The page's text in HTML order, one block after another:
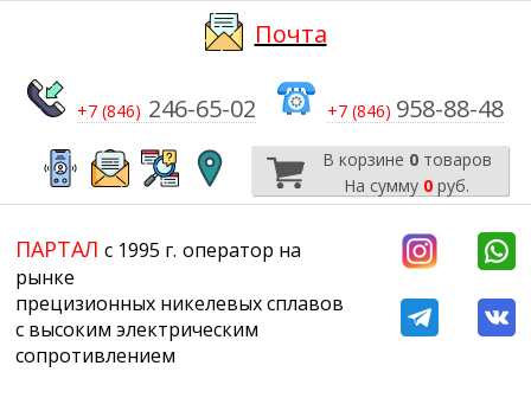
Почта
+7 (846) 246-65-02 +7 (846) 958-88-48
В корзине 0товаров
На сумму 0 руб.
ПАРТАЛ с 1995 г. ​​​​​​​оператор на
рынке
прецизионных никелевых сплавов
с высоким электрическим
сопротивлением